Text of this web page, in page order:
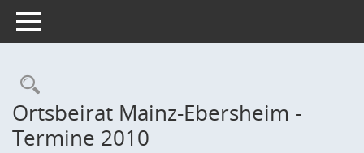
Toggle navigation
Rechercheauswahl
Ortsbeirat Mainz-Ebersheim -
Termine 2010